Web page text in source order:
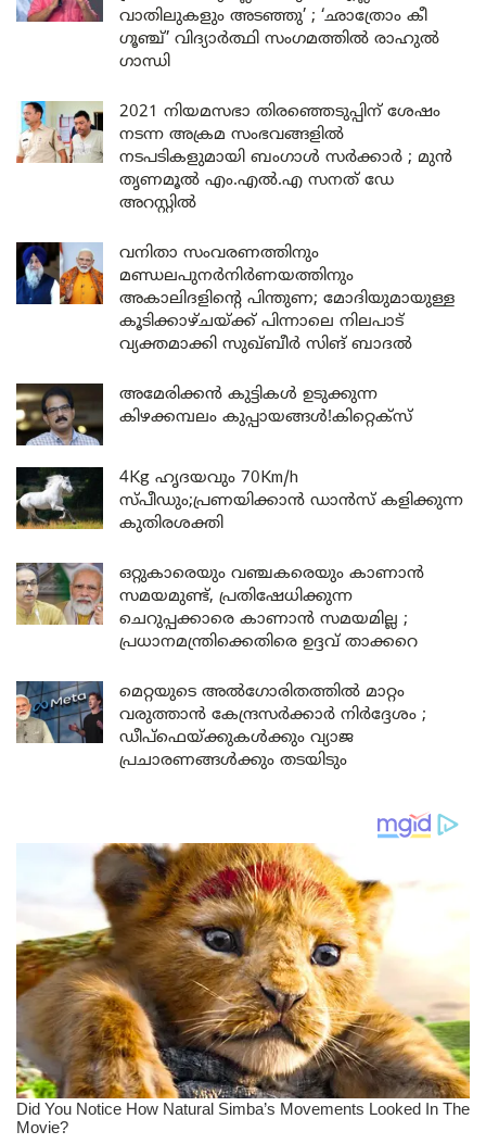
വാതിലുകളും അടഞ്ഞു’ ; ‘ഛാത്രോം കീ
ഗൂഞ്ച്’ വിദ്യാർത്ഥി സംഗമത്തിൽ രാഹുൽ
ഗാന്ധി
2021 നിയമസഭാ തിരഞ്ഞെടുപ്പിന് ശേഷം
നടന്ന അക്രമ സംഭവങ്ങളിൽ
നടപടികളുമായി ബംഗാൾ സർക്കാർ ; മുൻ
തൃണമൂൽ എം.എൽ.എ സനത് ഡേ
അറസ്റ്റിൽ
വനിതാ സംവരണത്തിനും
മണ്ഡലപുനർനിർണയത്തിനും
അകാലിദളിന്റെ പിന്തുണ; മോദിയുമായുള്ള
കൂടിക്കാഴ്ചയ്ക്ക് പിന്നാലെ നിലപാട്
വ്യക്തമാക്കി സുഖ്ബീർ സിങ് ബാദൽ
അമേരിക്കൻ കുട്ടികൾ ഉടുക്കുന്ന
കിഴക്കമ്പലം കുപ്പായങ്ങൾ!കിറ്റെക്സ്
4Kg ഹൃദയവും 70Km/h
സ്പീഡും;പ്രണയിക്കാൻ ഡാൻസ് കളിക്കുന്ന
കുതിരശക്തി
ഒറ്റുകാരെയും വഞ്ചകരെയും കാണാൻ
സമയമുണ്ട്, പ്രതിഷേധിക്കുന്ന
ചെറുപ്പക്കാരെ കാണാൻ സമയമില്ല ;
പ്രധാനമന്ത്രിക്കെതിരെ ഉദ്ദവ് താക്കറെ
മെറ്റയുടെ അൽഗോരിതത്തിൽ മാറ്റം
വരുത്താൻ കേന്ദ്രസർക്കാർ നിർദ്ദേശം ;
ഡീപ്‌ഫെയ്ക്കുകൾക്കും വ്യാജ
പ്രചാരണങ്ങൾക്കും തടയിടും